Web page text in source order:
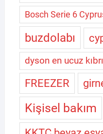
Bosch Serie 6
buzdolabı
dyson en ucuz
FREEZER
Kişisel bakım